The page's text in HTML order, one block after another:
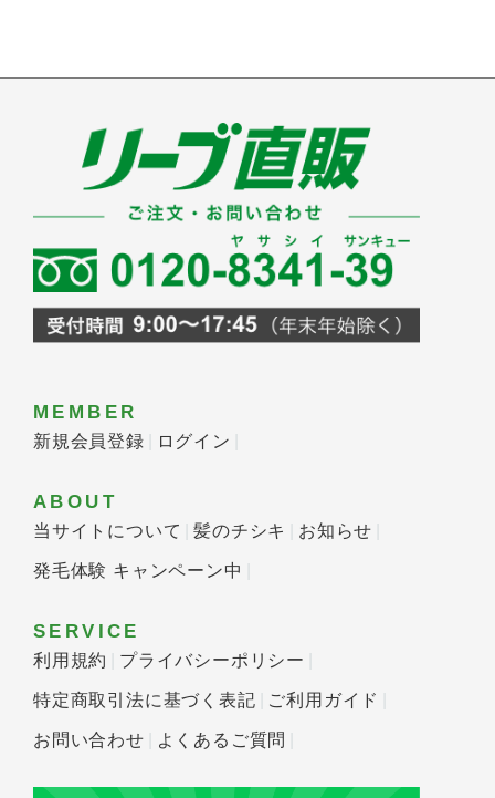
MEMBER
新規会員登録 ログイン
ABOUT
当サイトについて 髪のチシキ お知らせ
発毛体験 キャンペーン中
SERVICE
利用規約 プライバシーポリシー
特定商取引法に基づく表記 ご利用ガイド
お問い合わせ よくあるご質問